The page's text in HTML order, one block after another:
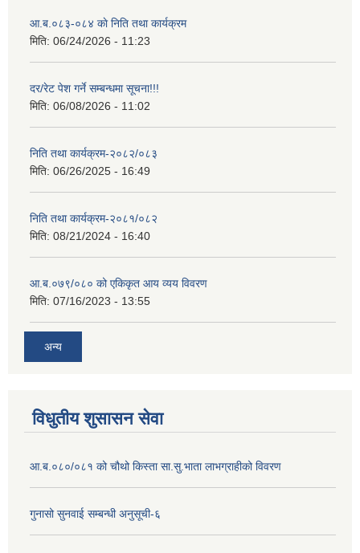
आ.ब.०८३-०८४ काे निति तथा कार्यक्रम
मिति: 06/24/2026 - 11:23
दर/रेट पेश गर्ने सम्बन्धमा सूचना!!!
मिति: 06/08/2026 - 11:02
निति तथा कार्यक्रम-२०८२/०८३
मिति: 06/26/2025 - 16:49
निति तथा कार्यक्रम-२०८१/०८२
मिति: 08/21/2024 - 16:40
आ.ब.०७९/०८० को एकिकृत आय व्यय विवरण
मिति: 07/16/2023 - 13:55
अन्य
विधुतीय शुसासन सेवा
आ.ब.०८०/०८१ को चौथो किस्ता सा.सु.भाता लाभग्राहीको विवरण
गुनासो सुनवाई सम्बन्धी अनुसूची-६